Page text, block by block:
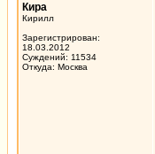
Кира
Кирилл
Зарегистрирован:
18.03.2012
Суждений: 11534
Откуда: Москва